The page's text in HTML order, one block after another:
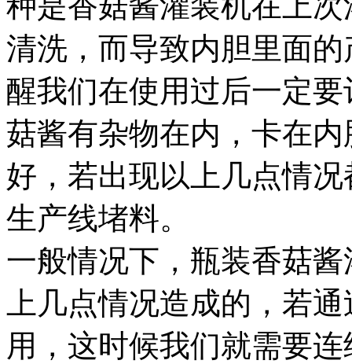
清洗，而导致内胆里面
醒我们在使用过后一定
菇酱有杂物在内，卡在
好，若出现以上几点情
生产线堵料。
一般情况下，瓶装香菇
上几点情况造成的，若
用，这时候我们就需要